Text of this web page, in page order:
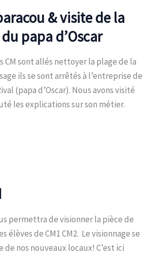
& visite de la
papa d’Oscar
CM sont allés nettoyer la plage de la
ils se sont arrêtés à l’entreprise de
(papa d’Oscar). Nous avons visité
les explications sur son métier.
permettra de visionner la pièce de
élèves de CM1 CM2. Le visionnage se
nos nouveaux locaux! C’est ici